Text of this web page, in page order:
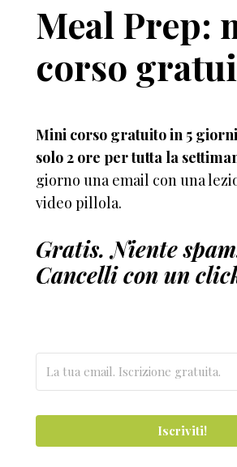
Meal Prep:
corso
Mini corso gratuito in 5
solo 2 ore per tutta la
giorno una email con una
video pillola.
Gratis. Niente
Cancelli con un
Iscriviti!